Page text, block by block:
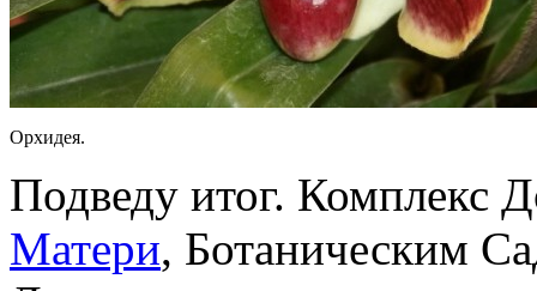
Орхидея.
Подведу итог. Комплекс
Матери, Ботаническим